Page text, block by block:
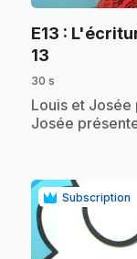
E13 :
13
30 s
.Louis et Josée
Josée
Subscription